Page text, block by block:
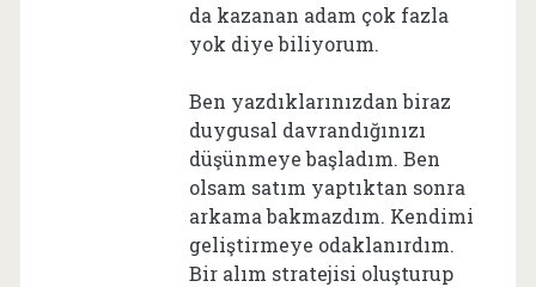
da kazanan adam çok fazla
yok diye biliyorum.
Ben yazdıklarınızdan biraz
duygusal davrandığınızı
düşünmeye başladım. Ben
olsam satım yaptıktan sonra
arkama bakmazdım. Kendimi
geliştirmeye odaklanırdım.
Bir alım stratejisi oluşturup